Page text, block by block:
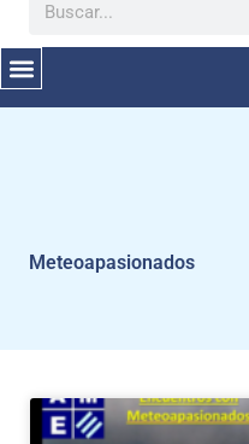
Meteoapasionados